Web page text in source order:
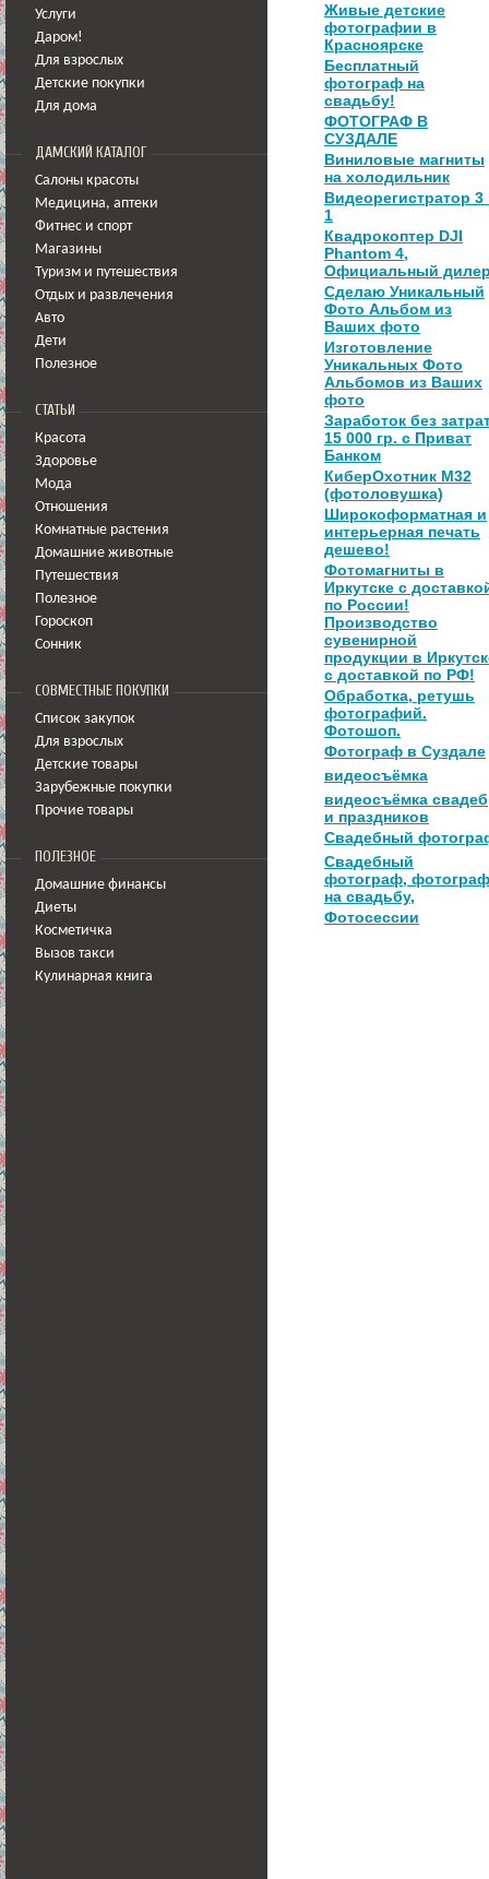
Услуги
Даром!
Для взрослых
Детские покупки
Для дома
ДАМСКИЙ КАТАЛОГ
Салоны красоты
Медицина, аптеки
Фитнес и спорт
Магазины
Туризм и путешествия
Отдых и развлечения
Авто
Дети
Полезное
СТАТЬИ
Красота
Здоровье
Мода
Отношения
Комнатные растения
Домашние животные
Путешествия
Полезное
Гороскоп
Сонник
СОВМЕСТНЫЕ ПОКУПКИ
Список закупок
Для взрослых
Детские товары
Зарубежные покупки
Прочие товары
ПОЛЕЗНОЕ
Домашние финансы
Диеты
Косметичка
Вызов такси
Кулинарная книга
Живые детские
фотографии в
Красноярске
Бесплатный
фотограф на
свадьбу!
ФОТОГРАФ В
СУЗДАЛЕ
Виниловые магниты
на холодильник
Видеорегистратор 3
1
Квадрокоптер DJI
Phantom 4,
Официальный
Сделаю Уникальный
Фото Альбом из
Ваших фото
Изготовление
Уникальных Фото
Альбомов из Ваших
фото
Заработок без
15 000 гр. с Приват
Банком
КиберОхотник M32
(фотоловушка)
Широкоформатная и
интерьерная печать
дешево!
Фотомагниты в
Иркутске с
по России!
Производство
сувенирной
продукции в
с доставкой по РФ!
Обработка, ретушь
фотографий.
Фотошоп.
Фотограф в Суздале
видеосъёмка
видеосъёмка свадеб
и праздников
Свадебный
Свадебный
фотограф, фотограф
на свадьбу,
Фотосессии